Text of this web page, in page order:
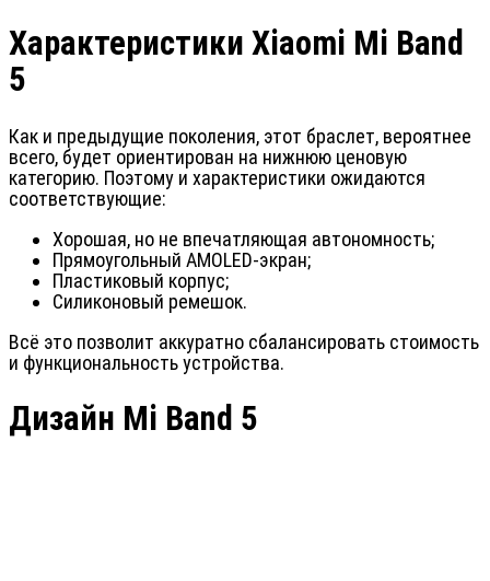
Характеристики Xiaomi Mi Band
5
Как и предыдущие поколения, этот браслет, вероятнее
всего, будет ориентирован на нижнюю ценовую
категорию. Поэтому и характеристики ожидаются
соответствующие:
Хорошая, но не впечатляющая автономность;
Прямоугольный AMOLED-экран;
Пластиковый корпус;
Силиконовый ремешок.
Всё это позволит аккуратно сбалансировать стоимость
и функциональность устройства.
Дизайн Mi Band 5